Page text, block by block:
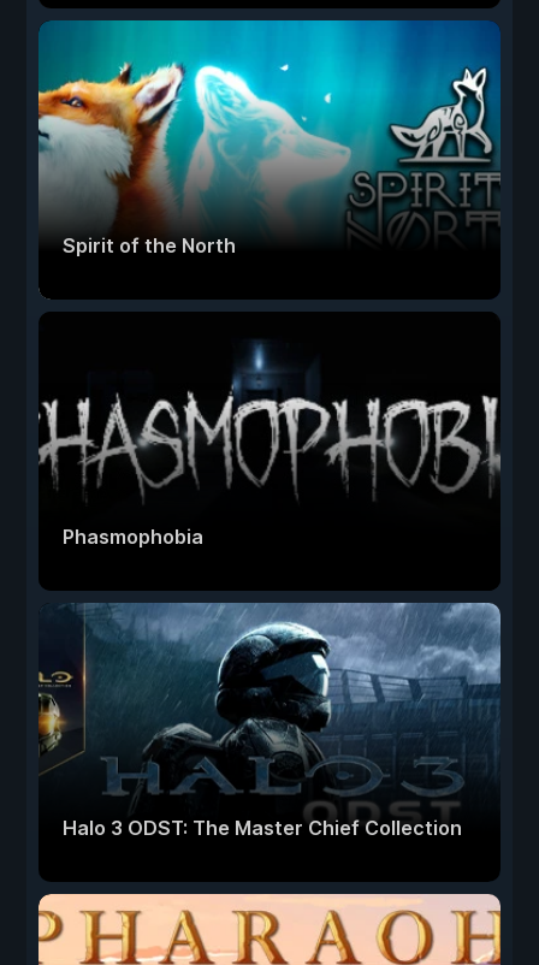
Spirit of the North
Phasmophobia
Halo 3 ODST: The Master Chief Collection